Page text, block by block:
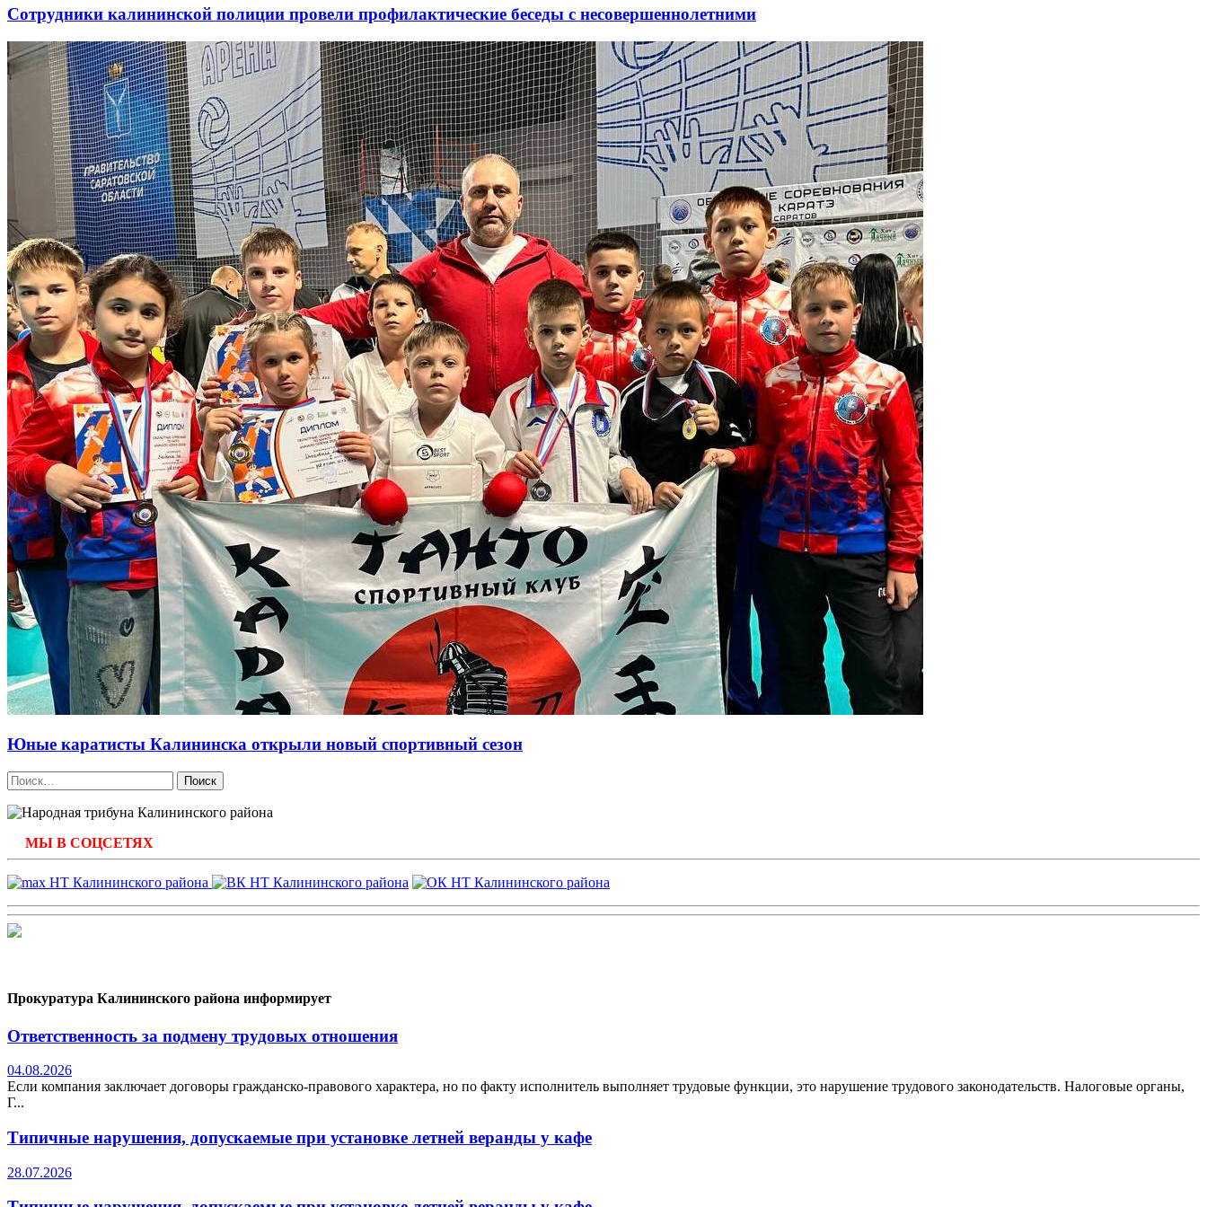
Сотрудники калининской полиции провели профилактические беседы с несовершеннолетними
Юные каратисты Калининска открыли новый спортивный сезон
Найти:
МЫ В СОЦСЕТЯХ
Прокуратура Калининского района информирует
Ответственность за подмену трудовых отношения
04.08.2026
Если компания заключает договоры гражданско-правового характера, но по факту исполнитель выполняет трудовые функции, это нарушение трудового законодательств. Налоговые органы,
Г...
Типичные нарушения, допускаемые при установке летней веранды у кафе
28.07.2026